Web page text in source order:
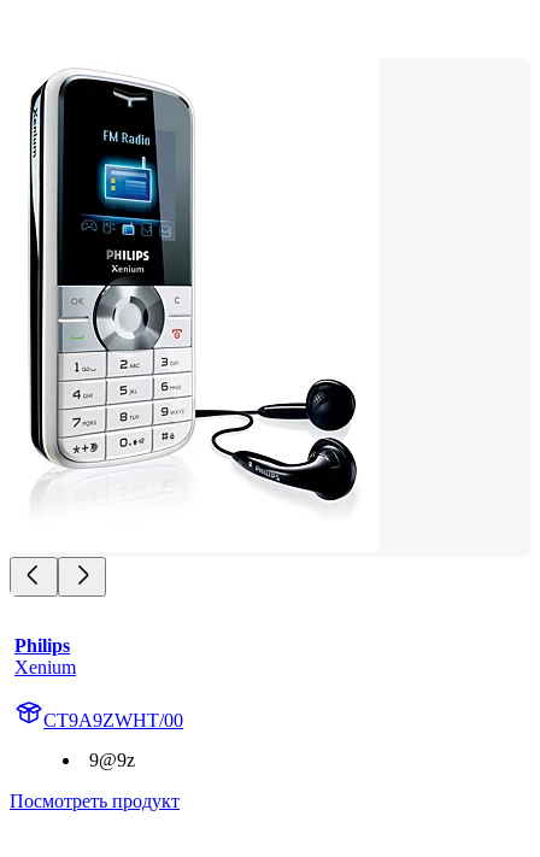
Philips
Xenium
CT9A9ZWHT/00
9@9z
Посмотреть продукт